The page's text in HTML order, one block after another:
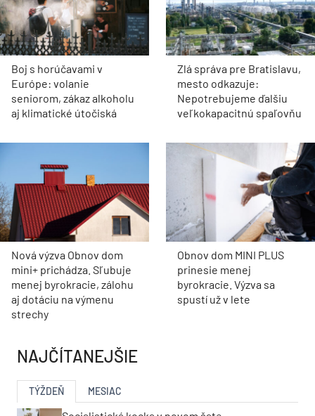
Boj s horúčavami v
Európe: volanie
seniorom, zákaz alkoholu
aj klimatické útočiská
Zlá správa pre Bratislavu,
mesto odkazuje:
Nepotrebujeme ďalšiu
veľkokapacitnú spaľovňu
Nová výzva Obnov dom
mini+ prichádza. Sľubuje
menej byrokracie, zálohu
aj dotáciu na výmenu
strechy
Obnov dom MINI PLUS
prinesie menej
byrokracie. Výzva sa
spustí už v lete
NAJČÍTANEJŠIE
TÝŽDEŇ MESIAC